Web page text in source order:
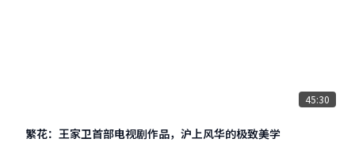
45:30
繁花：王家卫首部电视剧作品，沪上风华的极致美学